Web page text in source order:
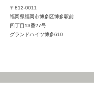
〒812-0011
福岡県福岡市博多区博多駅前
四丁目13番27号
グランドハイツ博多610